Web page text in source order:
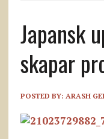
Japansk
skapar
POSTED BY: ARASH